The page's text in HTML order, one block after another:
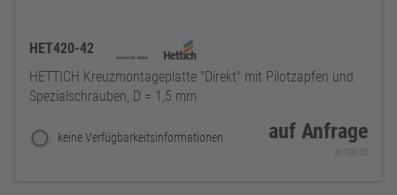
HET420-42
HETTICH Kreuzmontageplatte "Direkt" mit Pilotzapfen und
Spezialschrauben, D = 1,5 mm
keine Verfügbarkeitsinformationen auf Anfrage
je 100 St